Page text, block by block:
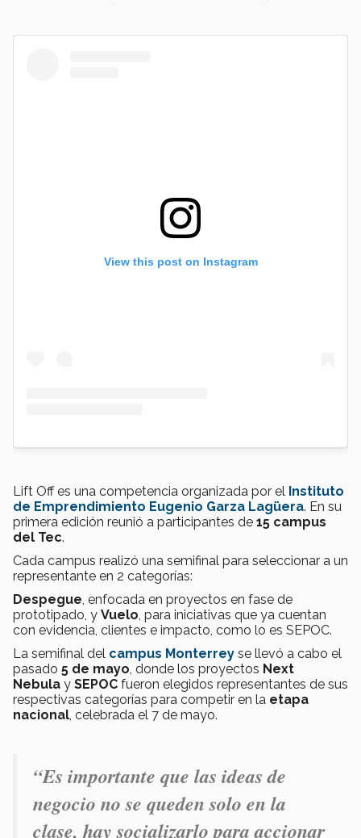
View this post on Instagram
Lift Off es una competencia organizada por el Instituto
de Emprendimiento Eugenio Garza Lagüera. En su
primera edición reunió a participantes de 15 campus
del Tec.
Cada campus realizó una semifinal para seleccionar a un
representante en 2 categorías:
Despegue, enfocada en proyectos en fase de
prototipado, y Vuelo, para iniciativas que ya cuentan
con evidencia, clientes e impacto, como lo es SEPOC.
La semifinal del campus Monterrey se llevó a cabo el
pasado 5 de mayo, donde los proyectos Next
Nebula y SEPOC fueron elegidos representantes de sus
respectivas categorías para competir en la etapa
nacional, celebrada el 7 de mayo.
“Es importante que las ideas de
negocio no se queden solo en la
clase, hay socializarlo para accionar